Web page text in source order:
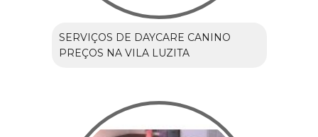
SERVIÇOS DE DAYCARE CANINO
PREÇOS NA VILA LUZITA